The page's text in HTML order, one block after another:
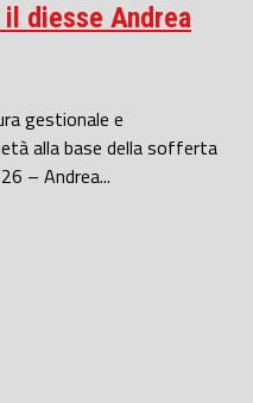
diesse Andrea
gestionale e
alla base della sofferta
– Andrea...